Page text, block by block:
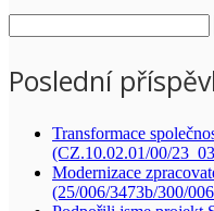
Poslední
Transformace
(CZ.10.02.01/00/
Modernizace
(25/006/3473b/300/